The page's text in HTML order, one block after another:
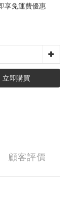
享免運費優惠
立即購買
顧客評價